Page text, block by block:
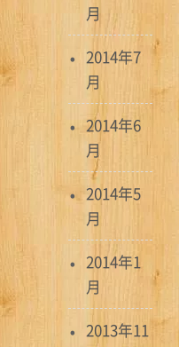
月
2014年7
月
2014年6
月
2014年5
月
2014年1
月
2013年11